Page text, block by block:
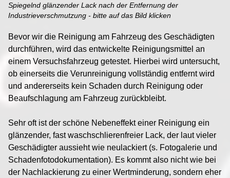
Spiegelnd glänzender Lack nach der Entfernung der
Industrieverschmutzung - bitte auf das Bild klicken
Bevor wir die Reinigung am Fahrzeug des Geschädigten
durchführen, wird das entwickelte Reinigungsmittel an
einem Versuchsfahrzeug getestet. Hierbei wird untersucht,
ob einerseits die Verunreinigung vollständig entfernt wird
und andererseits kein Schaden durch Reinigung oder
Beaufschlagung am Fahrzeug zurückbleibt.
Sehr oft ist der schöne Nebeneffekt einer Reinigung ein
glänzender, fast waschschlierenfreier Lack, der laut vieler
Geschädigter aussieht wie neulackiert (s. Fotogalerie und
Schadenfotodokumentation). Es kommt also nicht wie bei
der Nachlackierung zu einer Wertminderung, sondern eher